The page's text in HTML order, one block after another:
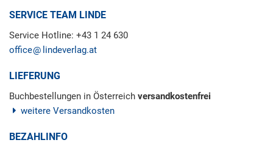
SERVICE TEAM LINDE
Service Hotline: +43 1 24 630
office
lindeverlag.at
LIEFERUNG
Buchbestellungen in Österreich versandkostenfrei
weitere Versandkosten
BEZAHLINFO